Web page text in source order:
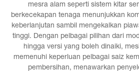
mesra alam seperti sistem kitar
berkecekapan tenaga menunjukkan
keberlanjutan sambil mengekalkan
tinggi. Dengan pelbagai pilihan dari
hingga versi yang boleh dinaiki,
memenuhi keperluan pelbagai saiz
pembersihan, menawarkan